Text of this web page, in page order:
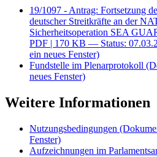
19/1097 - Antrag: Fortsetzung
deutscher Streitkräfte an der
Sicherheitsoperation SEA
PDF | 170 KB — Status:
ein neues Fenster)
Fundstelle im Plenarprotokoll
neues Fenster)
Weitere Informationen
Nutzungsbedingungen
Fenster)
Aufzeichnungen im